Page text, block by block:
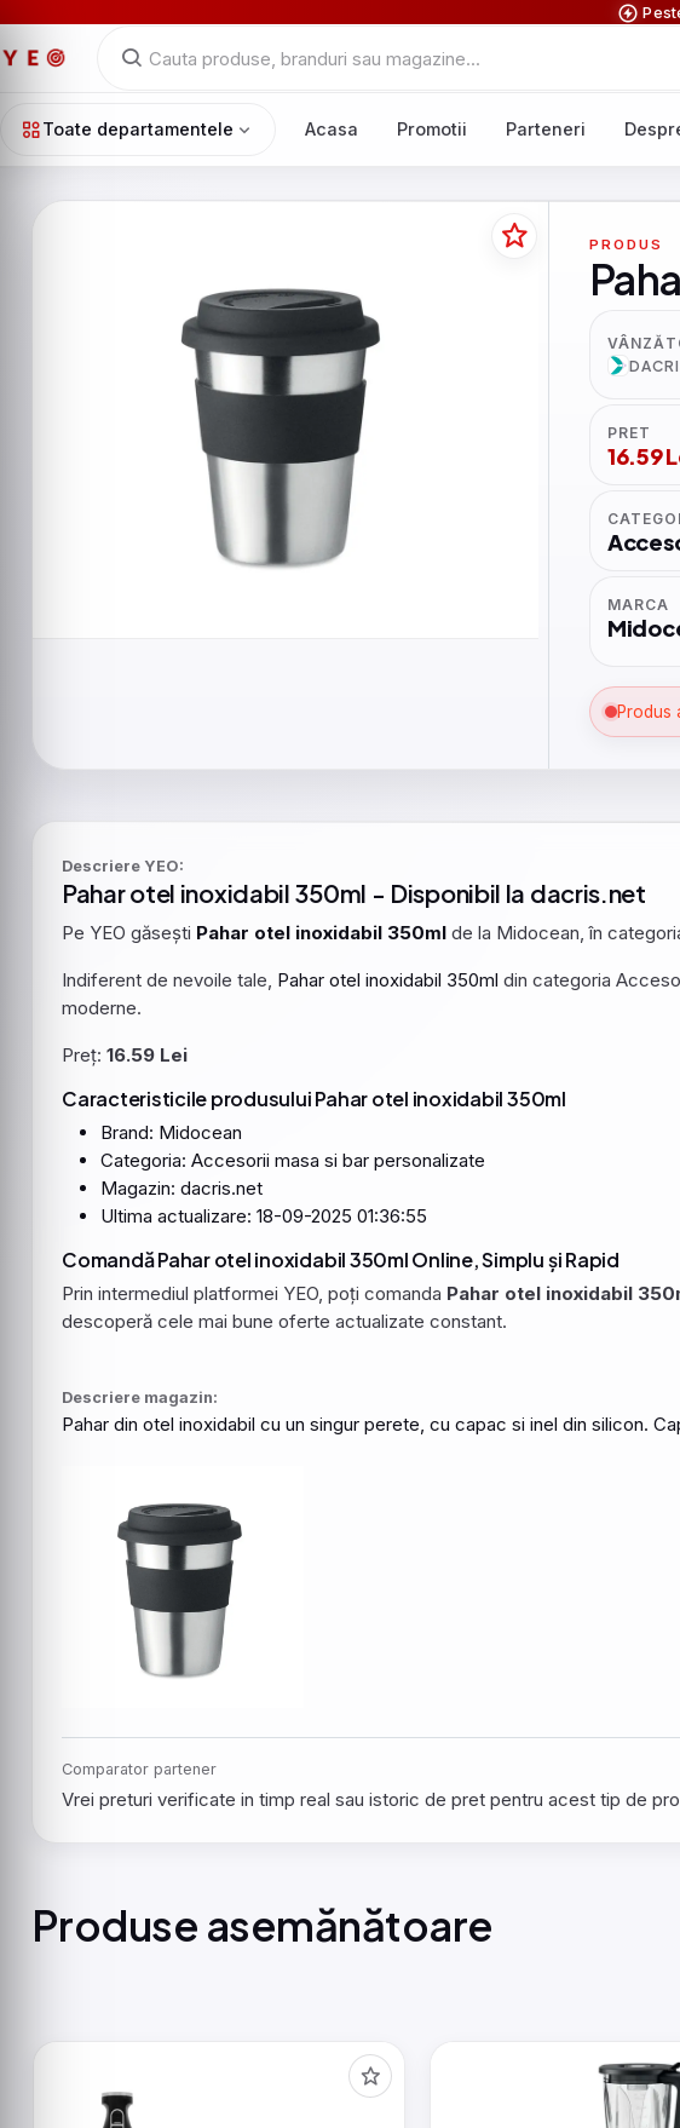
Toate departamentele Acasa Promotii Parteneri
PRODUS
PRET
16.59
MARCA
Produs
Descriere YEO:
Paharotel inoxidabil 350ml - Disponibil la dacris.net
Pe YEO găsești Pahar otel inoxidabil 350ml de la Midocean, în
Indiferent de nevoile tale, Pahar otel inoxidabil 350ml din categoria
moderne.
Preț: 16.59 Lei
Caracteristicile produsului Pahar otel inoxidabil 350ml
Brand: Midocean
Categoria: Accesorii masa si bar personalizate
Magazin: dacris.net
Ultima actualizare: 18-09-2025 01:36:55
Comandă Pahar otel inoxidabil 350ml Online, Simplu și Rapid
Prin intermediul platformei YEO, poți comanda Pahar otel inoxidabil
descoperă cele mai bune oferte actualizate constant.
Descriere magazin:
Pahar din otel inoxidabil cu un singur perete, cu capac si inel din silicon.
Comparator partener
Vrei preturi verificate in timp real sau istoric de pret pentru acest tip de
Produse asemănătoare